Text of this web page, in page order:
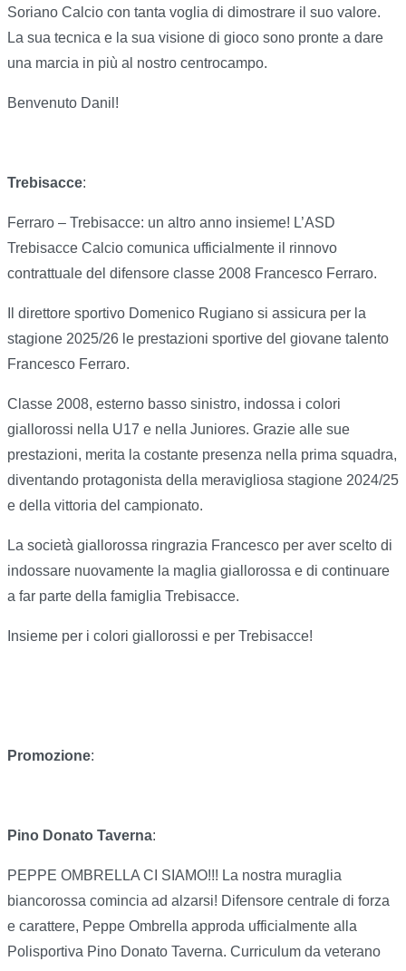
Soriano Calcio con tanta voglia di dimostrare il suo valore.
La sua tecnica e la sua visione di gioco sono pronte a dare
una marcia in più al nostro centrocampo.
Benvenuto Danil!
Trebisacce:
Ferraro – Trebisacce: un altro anno insieme! L’ASD
Trebisacce Calcio comunica ufficialmente il rinnovo
contrattuale del difensore classe 2008 Francesco Ferraro.
Il direttore sportivo Domenico Rugiano si assicura per la
stagione 2025/26 le prestazioni sportive del giovane talento
Francesco Ferraro.
Classe 2008, esterno basso sinistro, indossa i colori
giallorossi nella U17 e nella Juniores. Grazie alle sue
prestazioni, merita la costante presenza nella prima squadra,
diventando protagonista della meravigliosa stagione 2024/25
e della vittoria del campionato.
La società giallorossa ringrazia Francesco per aver scelto di
indossare nuovamente la maglia giallorossa e di continuare
a far parte della famiglia Trebisacce.
Insieme per i colori giallorossi e per Trebisacce!
Promozione:
Pino Donato Taverna:
PEPPE OMBRELLA CI SIAMO!!! La nostra muraglia
biancorossa comincia ad alzarsi! Difensore centrale di forza
e carattere, Peppe Ombrella approda ufficialmente alla
Polisportiva Pino Donato Taverna. Curriculum da veterano